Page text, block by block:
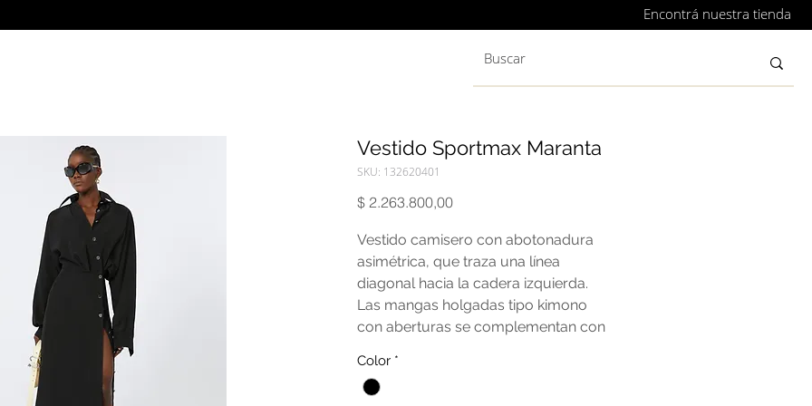
Encontrá nuestra tienda
Vestido Sportmax Maranta
SKU: 132620401
$ 2.263.800,00Precio
Vestido camisero con abotonadura
asimétrica, que traza una línea
diagonal hacia la cadera izquierda.
Las mangas holgadas tipo kimono
con aberturas se complementan con
Corte en la cintura con juego de
pliegues hacia la parte superior tanto
Color *